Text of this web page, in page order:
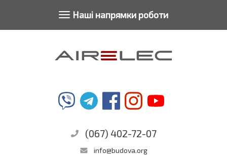
(067) 402-72-07
info@budova.org
Наші напрямки роботиToggle